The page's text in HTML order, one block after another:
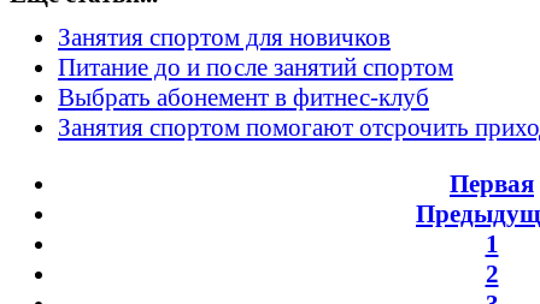
Занятия спортом для новичков
Питание до и после занятий спортом
Выбрать абонемент в фитнес-клуб
Занятия спортом помогают отсрочить
Первая
1
2